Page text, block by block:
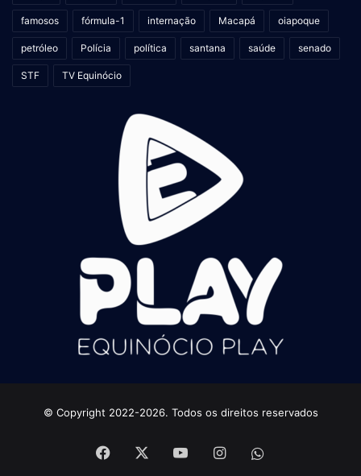
famosos fórmula-1 internação Macapá oiapoque
petróleo Polícia política santana saúde senado
STF TV Equinócio
© Copyright 2022-2026. Todos os direitos reservados
Facebook YouTubeInstagram